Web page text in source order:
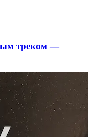
треком —